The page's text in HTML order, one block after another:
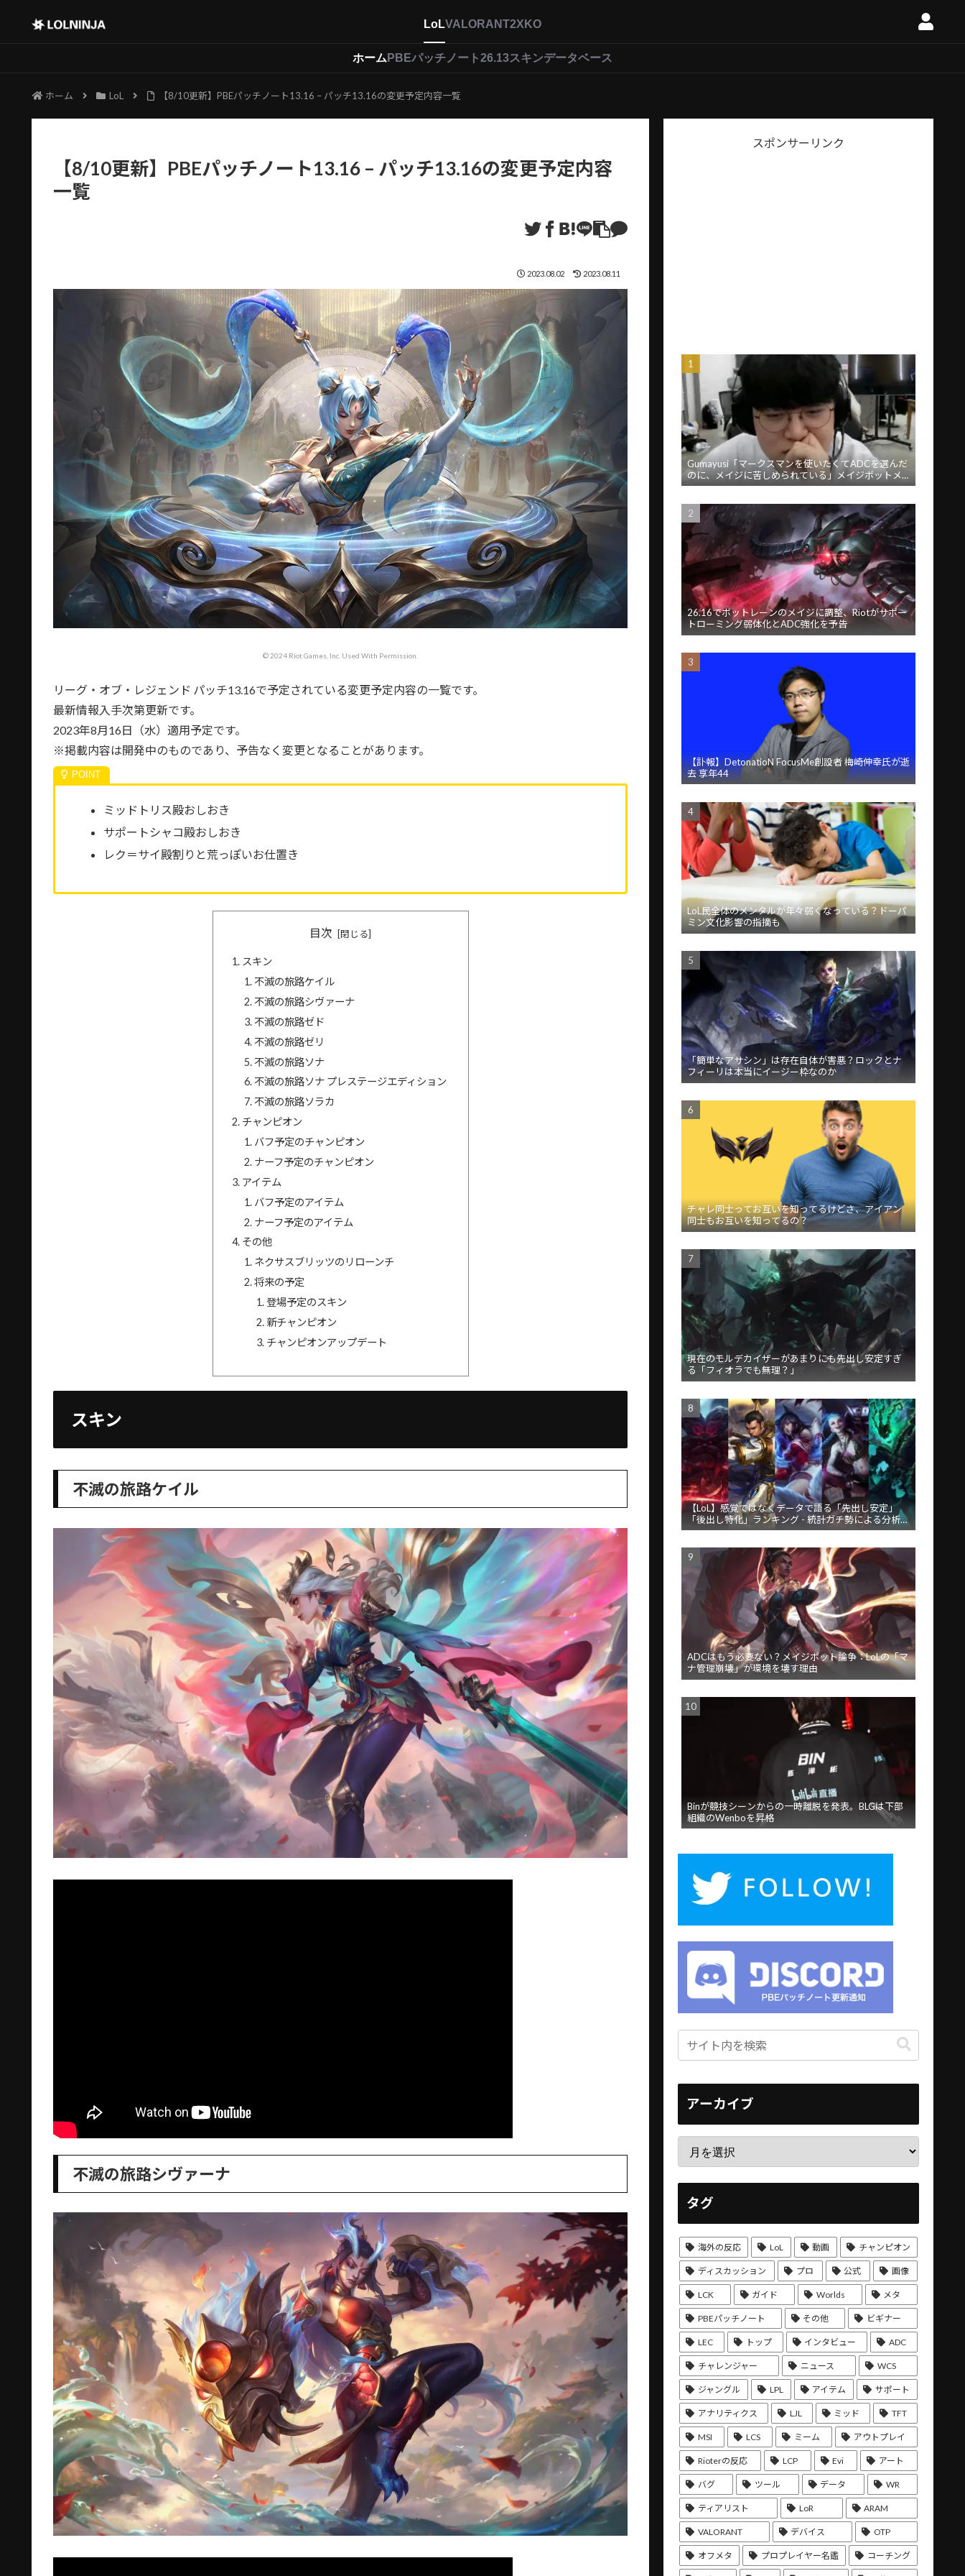
LoLVALORANT2XKO
ホーム PBEパッチノート26.13スキンデータベース
ホーム LoL 【8/10更新】PBEパッチノート13.16 – パッチ13.16の変更予定内容一覧
【8/10更新】PBEパッチノート13.16 – パッチ13.16の変更予定内容
一覧
2023.08.02 2023.08.11
© 2024 Riot Games, Inc. Used With Permission.
リーグ・オブ・レジェンド パッチ13.16で予定されている変更予定内容の一覧です。
最新情報入手次第更新です。
2023年8月16日（水）適用予定です。
※掲載内容は開発中のものであり、予告なく変更となることがあります。
ミッドトリス殿おしおき
サポートシャコ殿おしおき
レク＝サイ殿割りと荒っぽいお仕置き
目次
スキン
不滅の旅路ケイル
不滅の旅路シヴァーナ
不滅の旅路ゼド
不滅の旅路ゼリ
不滅の旅路ソナ
不滅の旅路ソナ プレステージエディション
不滅の旅路ソラカ
チャンピオン
バフ予定のチャンピオン
ナーフ予定のチャンピオン
アイテム
バフ予定のアイテム
ナーフ予定のアイテム
その他
ネクサスブリッツのリローンチ
将来の予定
登場予定のスキン
新チャンピオン
チャンピオンアップデート
スキン
不滅の旅路ケイル
不滅の旅路シヴァーナ
スポンサーリンク
Gumayusi「マークスマンを使いたくてADCを選んだ
のに、メイジに苦しめられている」メイジボットメ
タに苦言
26.16でボットレーンのメイジに調整、Riotがサポー
トローミング弱体化とADC強化を予告
【訃報】DetonatioN FocusMe創設者 梅崎伸幸氏が逝
去 享年44
LoL民全体のメンタルが年々弱くなっている？ドーパ
ミン文化影響の指摘も
「簡単なアサシン」は存在自体が害悪？ロックとナ
フィーリは本当にイージー枠なのか
チャレ同士ってお互いを知ってるけどさ、アイアン
同士もお互いを知ってるの？
現在のモルデカイザーがあまりにも先出し安定すぎ
る「フィオラでも無理？」
【LoL】感覚ではなくデータで語る「先出し安定」
「後出し特化」ランキング - 統計ガチ勢による分析が
話題
ADCはもう必要ない？メイジボット論争：LoLの「マ
ナ管理崩壊」が環境を壊す理由
Binが競技シーンからの一時離脱を発表。BLGは下部
組織のWenboを昇格
アーカイブ
タグ
海外の反応 LoL 動画 チャンピオン
ディスカッション プロ 公式 画像
LCK ガイド Worlds メタ
PBEパッチノート その他 ビギナー
LEC トップ インタビュー ADC
チャレンジャー ニュース WCS
ジャングル LPL アイテム サポート
アナリティクス LJL ミッド TFT
MSI LCS ミーム アウトプレイ
Rioterの反応 LCP Evi アート
バグ ツール データ WR
ティアリスト LoR ARAM
VALORANT デバイス OTP
オフメタ プロプレイヤー名鑑 コーチング